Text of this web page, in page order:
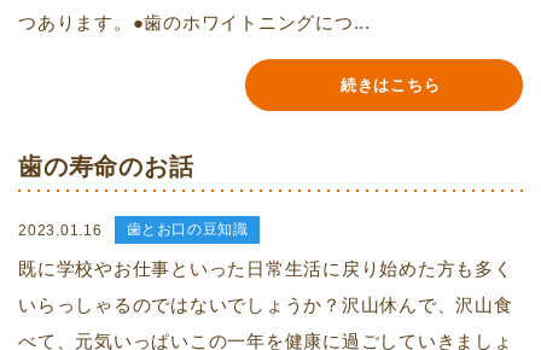
つあります。●歯のホワイトニングにつ...
続きはこちら
歯の寿命のお話
2023.01.16 歯とお口の豆知識
既に学校やお仕事といった日常生活に戻り始めた方も多く
いらっしゃるのではないでしょうか？沢山休んで、沢山食
べて、元気いっぱいこの一年を健康に過ごしていきましょ